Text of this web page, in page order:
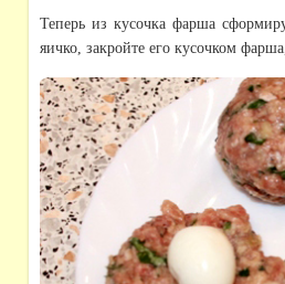
Теперь из кусочка фарша
яичко, закройте его кусочком